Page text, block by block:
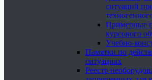
ситуаций
Примерные
курсового
Учебно-
Памятки по
ситуациях
Реестр